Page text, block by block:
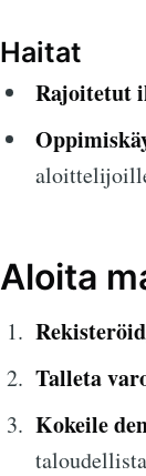
Haitat
Rajoitetut
Aloita
Talleta
Kokeile